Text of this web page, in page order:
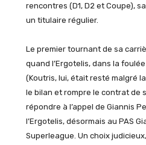
rencontres (D1, D2 et Coupe),
un titulaire régulier.
Le premier tournant de sa
quand l’Ergotelis, dans la
(Koutris, lui, était resté malgré
le bilan et rompre le contrat de
répondre à l’appel de Giannis
l’Ergotelis, désormais au PAS
Superleague. Un choix